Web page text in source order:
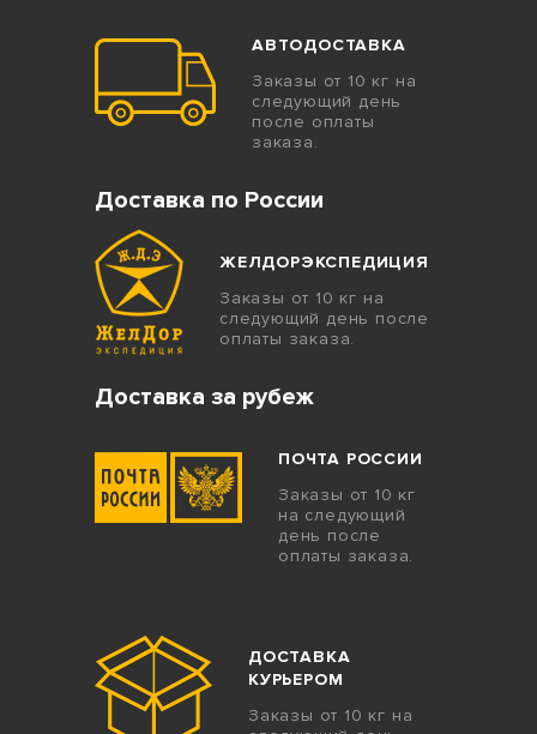
АВТОДОСТАВКА
Заказы от 10 кг на
следующий день
после оплаты
заказа.
Доставка по России
ЖЕЛДОРЭКСПЕДИЦИЯ
Заказы от 10 кг на
следующий день после
оплаты заказа.
Доставка за рубеж
ПОЧТА РОССИИ
Заказы от 10 кг
на следующий
день после
оплаты заказа.
ДОСТАВКА
КУРЬЕРОМ
Заказы от 10 кг на